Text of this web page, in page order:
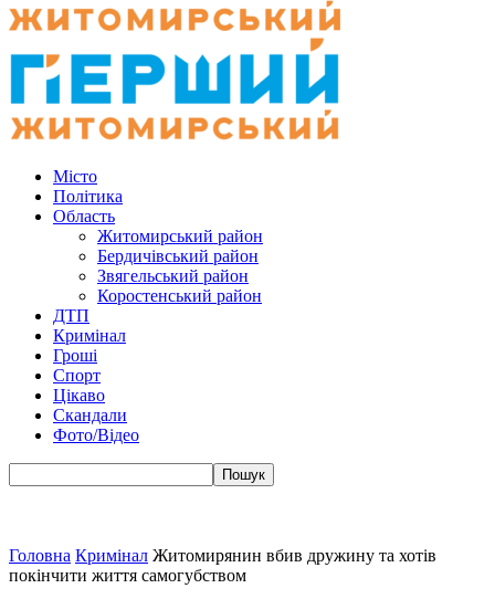
Місто
Політика
Область
Житомирський район
Бердичівський район
Звягельський район
Коростенський район
ДТП
Кримінал
Гроші
Спорт
Цікаво
Скандали
Фото/Відео
Головна Кримінал Житомирянин вбив дружину та хотів
покінчити життя самогубством